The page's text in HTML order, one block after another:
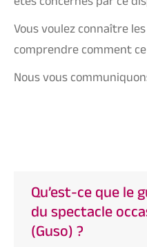
Vous voulez connaître
comprendre comment
Nous vous
Qu’est-ce que le
du spectacle
(Guso) ?